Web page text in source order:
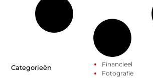
Categorieën
Financieel
Fotografie